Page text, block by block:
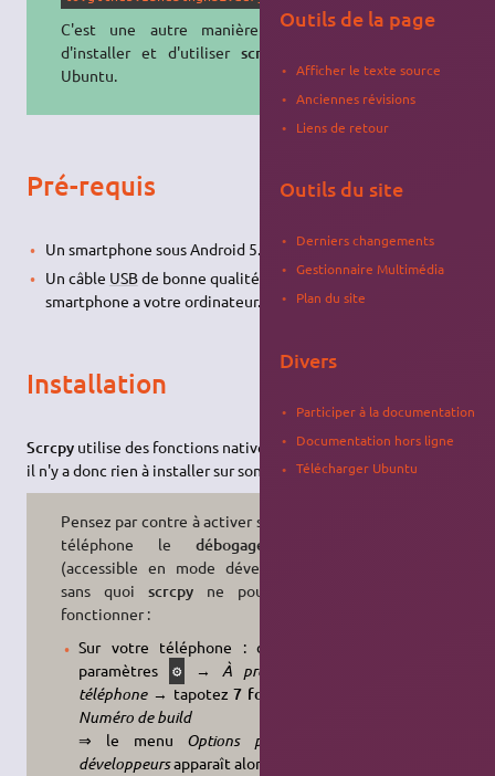
C'est une autre manière simple
d'installer et d'utiliserscrcpy
Ubuntu.
Pré-requis
Un smartphone sous Android 5.0 ou plus.
Un câble USBde bonne qualité permettant de relier votre
smartphone a votre ordinateur.
Installation
Scrcpy utilise des fonctions natives d'Android pour fonctionner,
il n'y a donc rien à installer sur son smartphone.
Pensez par contre à activer sur votre
téléphone le débogage
(accessible en mode développeur)
sans quoi scrcpyne pourra pas
fonctionner :
Sur votre téléphone : dans les
paramètres
⚙ → À propos du
téléphone→ tapotez7 fois
Numéro de build
⇒ le menu Options pour les
développeursapparaît alors :
Outils de la page
Afficher le texte source
Anciennes révisions
Liens de retour
Outils du site
Derniers changements
Gestionnaire Multimédia
Plan du site
Divers
Participer à la documentation
Documentation hors ligne
Télécharger Ubuntu